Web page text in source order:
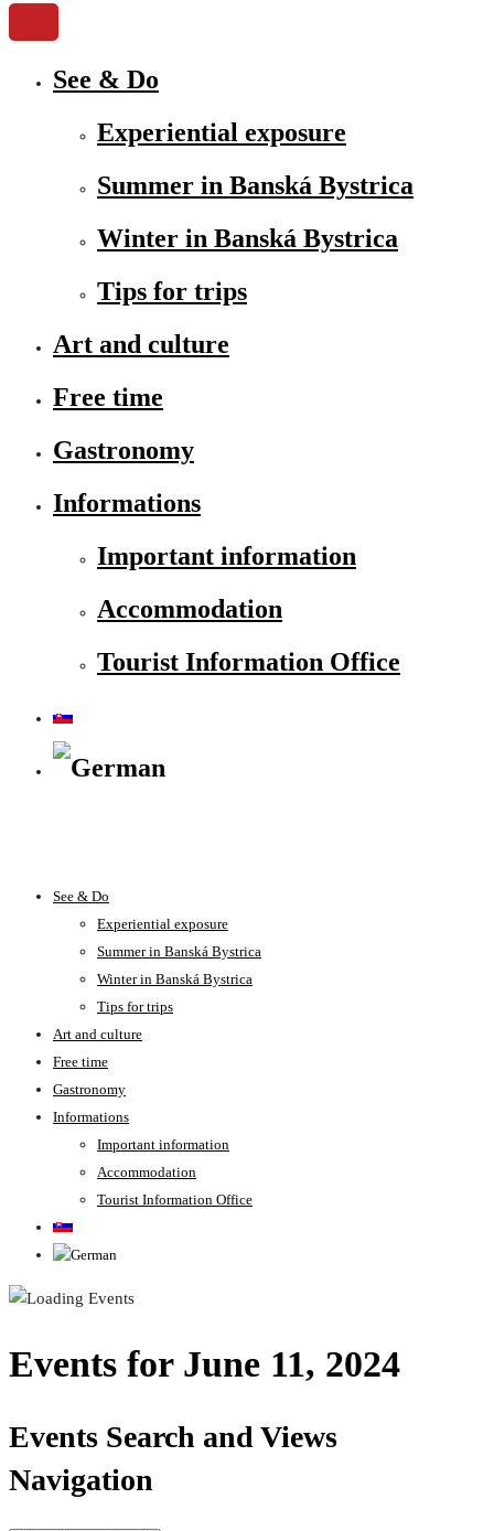
See & Do
Experiential exposure
Summer in Banská Bystrica
Winter in Banská Bystrica
Tips for trips
Art and culture
Free time
Gastronomy
Informations
Important information
Accommodation
Tourist Information Office
See & Do
Experiential exposure
Summer in Banská Bystrica
Winter in Banská Bystrica
Tips for trips
Art and culture
Free time
Gastronomy
Informations
Important information
Accommodation
Tourist Information Office
Events for June 11, 2024
Events Search and Views
Navigation